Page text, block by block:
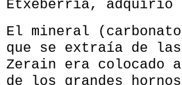
Etxeberria, adquirió
El mineral
que se extraía de las
Zerain era colocado
de los grandes